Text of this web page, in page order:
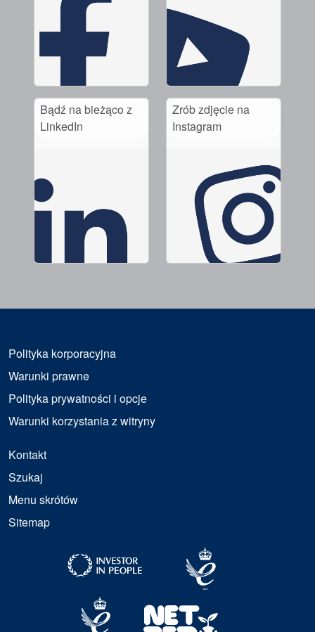
Bądź na bieżąco z
LinkedIn
Zrób zdjęcie na
Instagram
Polityka korporacyjna
Warunki prawne
Polityka prywatności i opcje
Warunki korzystania z witryny
Kontakt
Szukaj
Menu skrótów
Sitemap